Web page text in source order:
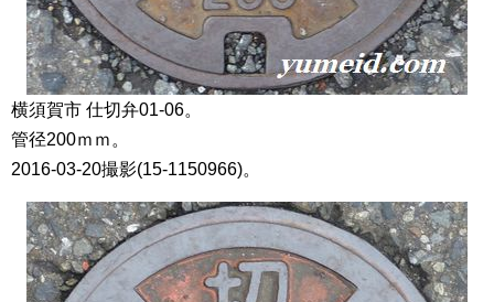
横須賀市 仕切弁01-06。
管径200ｍｍ。
2016-03-20撮影(15-1150966)。